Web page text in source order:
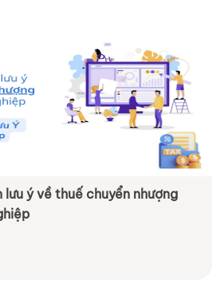
ý về thuế chuyển nhượng